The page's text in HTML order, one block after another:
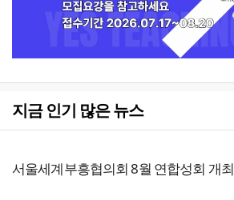
지금 인기 많은 뉴스
서울세계부흥협의회 8월 연합성회 개최